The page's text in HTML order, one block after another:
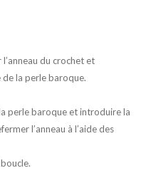
du crochet et
de la perle baroque.
perle baroque et introduire la
l’anneau à l’aide des